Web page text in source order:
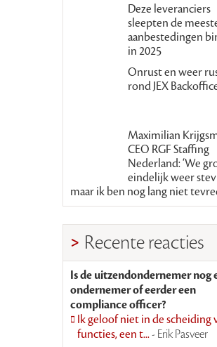
Deze leveranciers
sleepten de
aanbestedingen
in 2025
Onrust en weer
rond JEX
Maximilian
CEO RGF Staffing
Nederland: ‘We
eindelijk weer
maar ik ben nog lang niet
Recente reacties
Is de uitzendondernemer nog
ondernemer of eerder een
compliance officer?
Ik geloof niet in de scheiding
functies, een t...- Erik Pasveer